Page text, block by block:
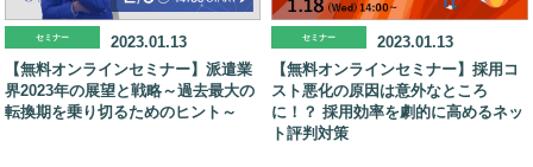
セミナー
2023.01.13
【無料オンラインセミナー】派遣業
界2023年の展望と戦略～過去最大の
転換期を乗り切るためのヒント～
セミナー
2023.01.13
【無料オンラインセミナー】採用コ
スト悪化の原因は意外なところ
に！？ 採用効率を劇的に高めるネッ
ト評判対策